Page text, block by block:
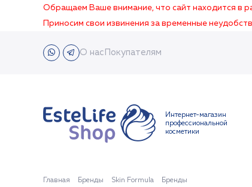
Обращаем Ваше внимание, что сайт находится
Приносим свои извинения за временные
О нас Покупателям
Интернет-магазин
профессиональной
косметики
Главная Бренды Skin Formula Бренды